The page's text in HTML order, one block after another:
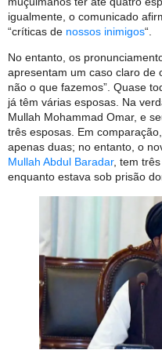
igualmente, o comunicado
“críticas de nossos inimigos“.
No entanto, os
apresentam um caso claro de
não o que fazemos”. Quase
já têm várias esposas. Na
Mullah Mohammad Omar, e
três esposas. Em
apenas duas; no entanto, o
Mullah Abdul Baradar, tem
enquanto estava sob prisão